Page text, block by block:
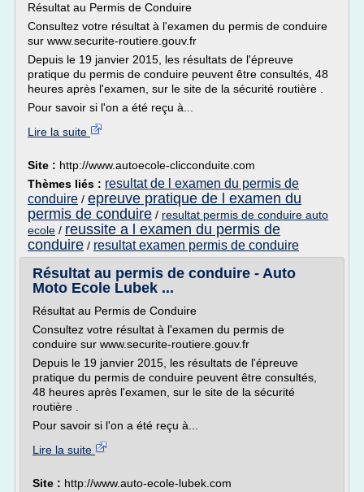
Résultat au Permis de Conduire
Consultez votre résultat à l'examen du permis de conduire
sur www.securite-routiere.gouv.fr
Depuis le 19 janvier 2015, les résultats de l'épreuve
pratique du permis de conduire peuvent être consultés, 48
heures après l'examen, sur le site de la sécurité routière .
Pour savoir si l'on a été reçu à...
Lire la suite
Site : http://www.autoecole-clicconduite.com
Thèmes liés : resultat de l examen du permis de
conduire / epreuve pratique de l examen du
permis de conduire / resultat permis de conduire auto
ecole / reussite a l examen du permis de
conduire / resultat examen permis de conduire
Résultat au permis de conduire - Auto
Moto Ecole Lubek ...
Résultat au Permis de Conduire
Consultez votre résultat à l'examen du permis de
conduire sur www.securite-routiere.gouv.fr
Depuis le 19 janvier 2015, les résultats de l'épreuve
pratique du permis de conduire peuvent être consultés,
48 heures après l'examen, sur le site de la sécurité
routière .
Pour savoir si l'on a été reçu à...
Lire la suite
Site : http://www.auto-ecole-lubek.com